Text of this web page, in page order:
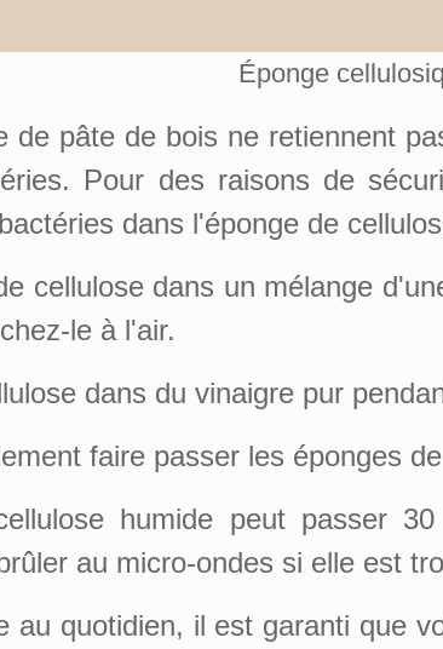
Éponge
de pâte de bois ne retiennent
Pour des raisons de
dans l'éponge de
cellulose dans un mélange
le à l'air.
dans du vinaigre pur
faire passer les éponges
humide peut passer
au micro-ondes si elle est
quotidien, il est garanti que